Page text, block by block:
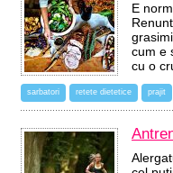
E
cum e
cu o
sarbatori retete dietetice prajit